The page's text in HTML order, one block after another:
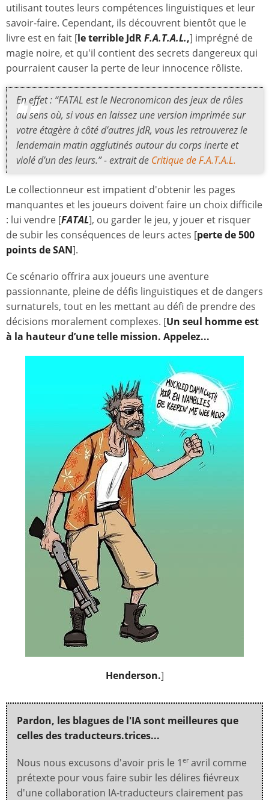
utilisant toutes leurs compétences linguistiques et leur
savoir-faire. Cependant, ils découvrent bientôt que le
livre est en fait [le terrible JdRF.A.T.A.L.,] imprégné de
magie noire, et qu'il contient des secrets dangereux qui
pourraient causer la perte de leur innocence rôliste.
En effet : “FATAL est leNecronomicondes jeux de rôles
au sens où, si vous en laissez une version imprimée sur
votre étagère à côté d’autres JdR, vous les retrouverez le
lendemain matin agglutinés autour du corps inerte et
violé d’un des leurs.” - extrait de Critique de F.A.T.A.L.
Le collectionneur est impatient d'obtenir les pages
manquantes et les joueurs doivent faire un choix difficile
: lui vendre [FATAL], ou garder le jeu, y jouer et risquer
de subir les conséquences de leurs actes [perte de 500
points de SAN].
Ce scénario offrira aux joueurs une aventure
passionnante, pleine de défis linguistiques et de dangers
surnaturels, tout en les mettant au défi de prendre des
décisions moralement complexes. [Un seul homme est
à la hauteur d’une telle mission. Appelez...
Henderson.]
Pardon, les blagues de l'IA sont meilleures que
celles des traducteurs.trices...
Nous nous excusons d'avoir pris le 1 eravril comme
prétexte pour vous faire subir les délires fiévreux
d'une collaboration IA-traducteurs clairement pas